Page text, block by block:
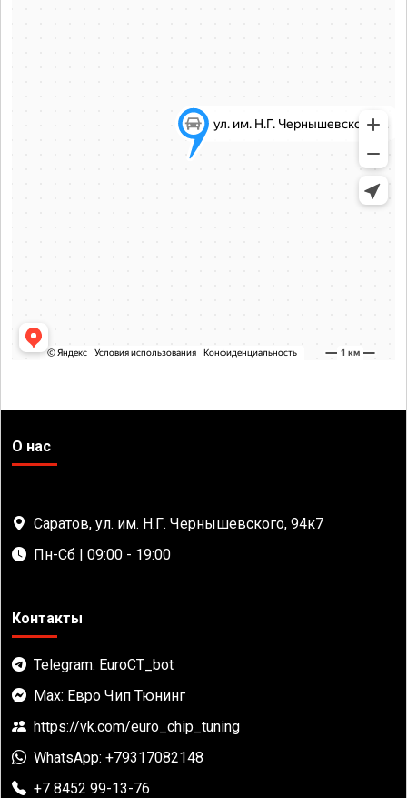
О нас
Саратов, ул. им. Н.Г. Чернышевского, 94к7
Пн-Сб | 09:00 - 19:00
Контакты
Telegram: EuroCT_bot
Max: Евро Чип Тюнинг
https://vk.com/euro_chip_tuning
WhatsApp: +79317082148
+7 8452 99-13-76